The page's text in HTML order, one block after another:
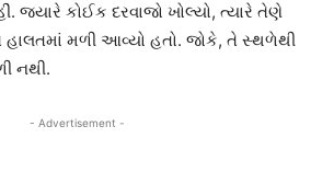
જ્યારે કોઈક દરવાજો ખોલ્યો, ત્યારે તેણે
હાલતમાં મળી આવ્યો હતો. જોકે, તે સ્થળેથી
નથી.
- Advertisement -